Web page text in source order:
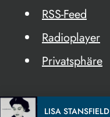
RSS-Feed
Radioplayer
Privatsphäre
LISA STANSFIELD